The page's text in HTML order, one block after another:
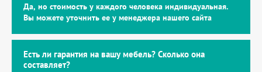
Да, но стоимость у каждого человека индивидуальная.
Вы можете уточнить ее у менеджера нашего сайта
Есть ли гарантия на вашу мебель? Сколько она
составляет?